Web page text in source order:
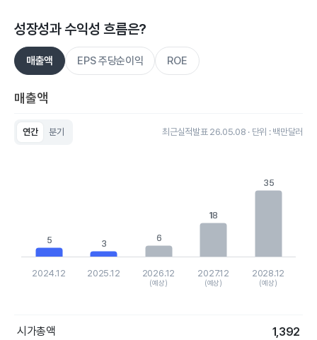
성장성과 수익성 흐름은?
매출액 EPS 주당순이익 ROE
매출액
연간 분기 최근실적발표 26.05.08 · 단위 : 백만달러
5
5 3
3
6
6
18
18
35
35
2024.12 2025.12 2026.12
(예상)
2027.12
(예상)
2028.12
(예상)
시가총액 1,392